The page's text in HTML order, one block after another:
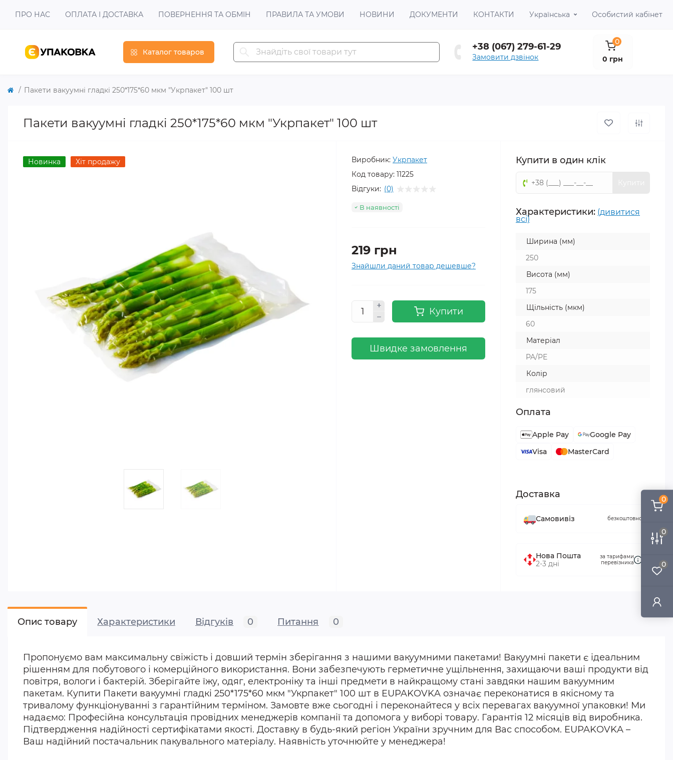
0
0
0
ПРО НАС ОПЛАТА І ДОСТАВКА ПОВЕРНЕННЯ ТА ОБМІН ПРАВИЛА ТА УМОВИ НОВИНИ ДОКУМЕНТИ КОНТАКТИ Українська Особистий кабінет
Каталог товаров +38 (067) 279-61-29
Замовити дзвінок
0
0 грн
Пакети вакуумні гладкі 250*175*60 мкм "Укрпакет" 100 шт
Пакети вакуумні гладкі 250*175*60 мкм "Укрпакет" 100 шт
Новинка Хіт продажу Виробник: Укрпакет
Код товару: 11225
Відгуки: (0)
В наявності
219 грн
Знайшли даний товар дешевше?
Купити
Швидке замовлення
Купити в один клік
Характеристики: (дивитися
всі)
Ширина (мм)
250
Висота (мм)
175
Щільність (мкм)
60
Матеріал
PA/PE
Колір
глянсовий
Оплата
Apple Pay
Google Pay
Visa
MasterCard
Доставка
Самовивіз безкоштовно
Нова Пошта
2-3 дні
за тарифами
перевізника
Опис товару Характеристики Відгуків 0 Питання 0
Пропонуємо вам максимальну свіжість і довший термін зберігання з нашими вакуумними пакетами! Вакуумні пакети є ідеальним
рішенням для побутового і комерційного використання. Вони забезпечують герметичне ущільнення, захищаючи ваші продукти від
повітря, вологи і бактерій. Зберігайте їжу, одяг, електроніку та інші предмети в найкращому стані завдяки нашим вакуумним
пакетам. Купити Пакети вакуумні гладкі 250*175*60 мкм "Укрпакет" 100 шт в EUPAKOVKA означає переконатися в якісному та
тривалому функціонуванні з гарантійним терміном. Замовте вже сьогодні і переконайтеся у всіх перевагах вакуумної упаковки! Ми
надаємо: Професійна консультація провідних менеджерів компанії та допомога у виборі товару. Гарантія 12 місяців від виробника.
Підтвердження надійності сертифікатами якості. Доставку в будь-який регіон України зручним для Вас способом. EUPAKOVKA –
Ваш надійний постачальник пакувального матеріалу. Наявність уточнюйте у менеджера!